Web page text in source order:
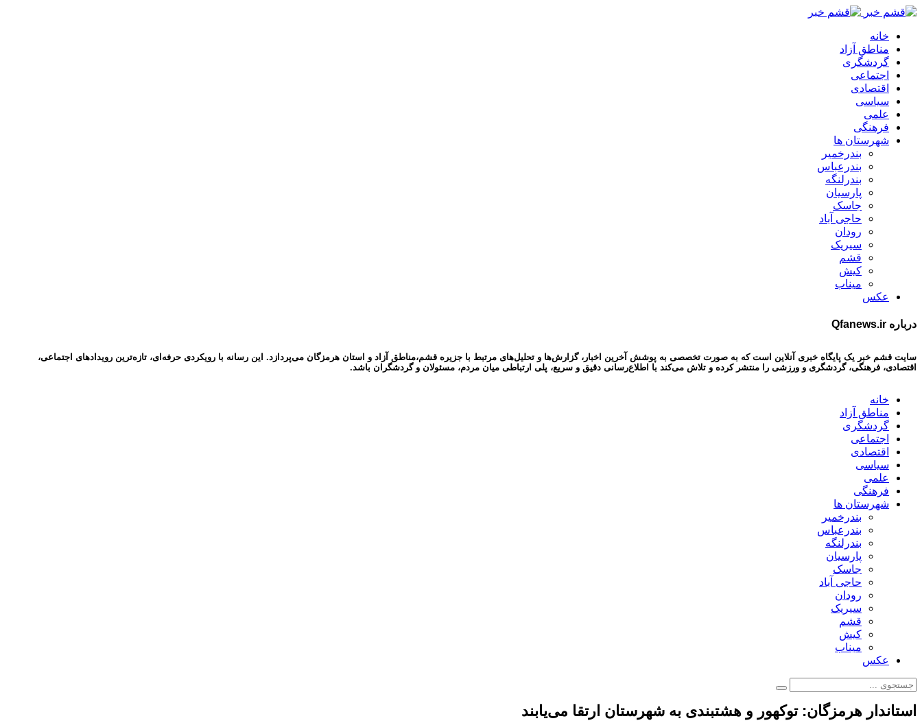
خانه
مناطق آزاد
گردشگری
اجتماعی
اقتصادی
سیاسی
علمی
فرهنگی
شهرستان ها
بندرخمیر
بندرعباس
بندرلنگه
پارسیان
جاسک
حاجی آباد
رودان
سیریک
قشم
کیش
میناب
عکس
درباره Qfanews.ir
سایت قشم خبر یک پایگاه خبری آنلاین است که به صورت تخصصی به پوشش آخرین اخبار، گزارش‌ها و تحلیل‌های مرتبط با جزیره قشم،مناطق آزاد و استان هرمزگان می‌پردازد. این رسانه با رویکردی حرفه‌ای، تازه‌ترین رویدادهای اجتماعی،
اقتصادی، فرهنگی، گردشگری و ورزشی را منتشر کرده و تلاش می‌کند با اطلاع‌رسانی دقیق و سریع، پلی ارتباطی میان مردم، مسئولان و گردشگران باشد.
خانه
مناطق آزاد
گردشگری
اجتماعی
اقتصادی
سیاسی
علمی
فرهنگی
شهرستان ها
بندرخمیر
بندرعباس
بندرلنگه
پارسیان
جاسک
حاجی آباد
رودان
سیریک
قشم
کیش
میناب
عکس
استاندار هرمزگان: توکهور و هشتبندی به شهرستان ارتقا می‌یابند